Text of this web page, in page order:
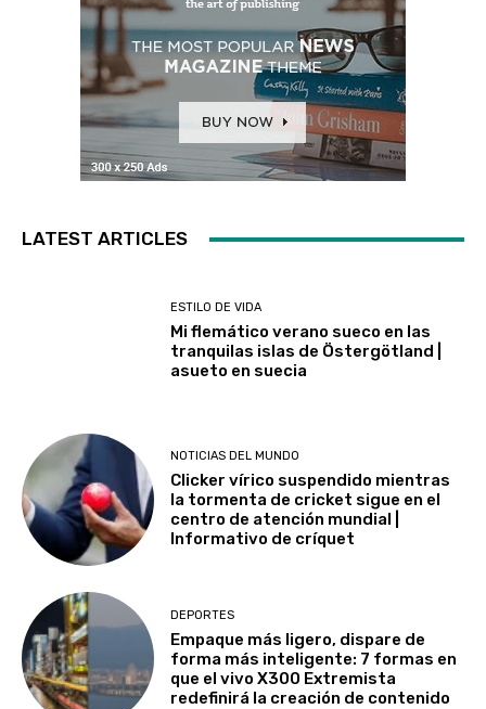
LATEST ARTICLES
ESTILO DE VIDA
Mi flemático verano sueco en las
tranquilas islas de Östergötland |
asueto en suecia
NOTICIAS DEL MUNDO
Clicker vírico suspendido mientras
la tormenta de cricket sigue en el
centro de atención mundial |
Informativo de críquet
DEPORTES
Empaque más ligero, dispare de
forma más inteligente: 7 formas en
que el vivo X300 Extremista
redefinirá la creación de contenido